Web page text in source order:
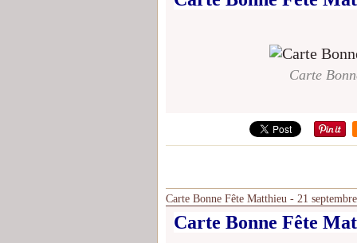
Carte
Carte Bonne Fête Matthieu - 21 septembre
Carte Bonne Fête